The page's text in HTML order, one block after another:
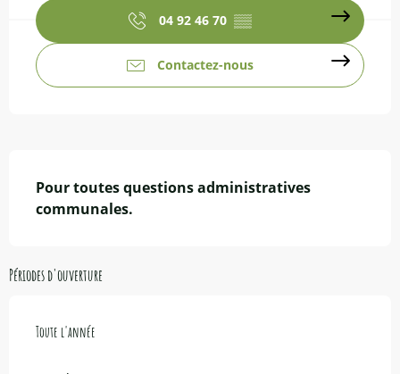
04 92 46 70 ▒▒
Contactez-nous
Pour toutes questions administratives
communales.
Périodes d'ouverture
Toute l'année
Toute l'année